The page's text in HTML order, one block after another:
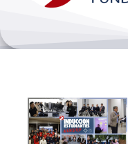
Investigación
Extension y desarrollo